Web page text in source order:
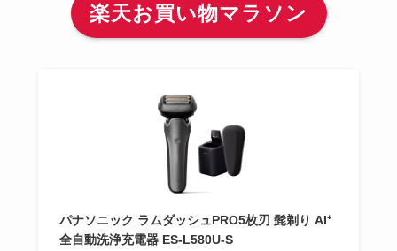
楽天お買い物マラソン
パナソニック ラムダッシュPRO5枚刃 髭剃り AI⁺
全自動洗浄充電器 ES-L580U-S